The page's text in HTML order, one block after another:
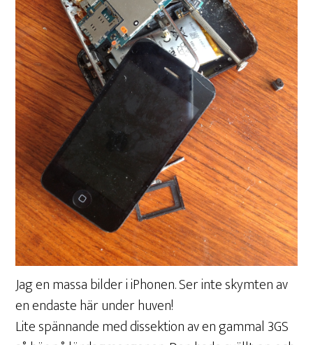
Jag en massa bilder i iPhonen. Ser inte skymten av
en endaste här under huven!
Lite spännande med dissektion av en gammal 3GS